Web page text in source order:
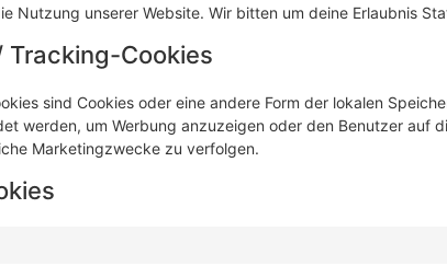
Nutzung unserer Website. Wir bitten um deine Erlaubnis
Cookies
sind Cookies oder eine andere Form der lokalen
werden, um Werbung anzuzeigen oder den Benutzer auf
Marketingzwecke zu verfolgen.